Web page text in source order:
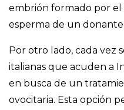
embrión formado por el
esperma de un
Por otro lado, cada vez
italianas que acuden a
en busca de un
ovocitaria. Esta opción